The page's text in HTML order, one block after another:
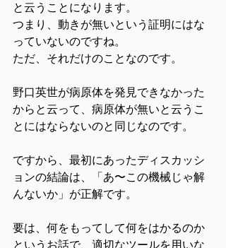
と云うことになります。
つまり、動きが無いという証明にはな
っていないのですね。
ただ、それだけのことなのです。
野口英世が病原体を発見できなかった
からと云って、病原体が無いと云うこ
とにはならないのと同じなのです。
ですから、最初にあったディスカッシ
ョンの結論は、「あ〜この機械じゃ解
んないか」が正解です。
要は、何をもってして何をはかるのか